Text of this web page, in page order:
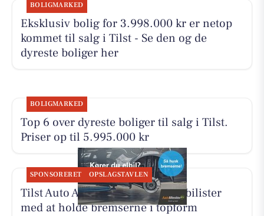
BOLIGMARKED
Eksklusiv bolig for 3.998.000 kr er netop
kommet til salg i Tilst - Se den og de
dyreste boliger her
BOLIGMARKED
Top 6 over dyreste boliger til salg i Tilst.
Priser op til 5.995.000 kr
SPONSORERET OPSLAGSTAVLEN
Tilst Auto Aarhus ApS hjælper elbilister
med at holde bremserne i topform